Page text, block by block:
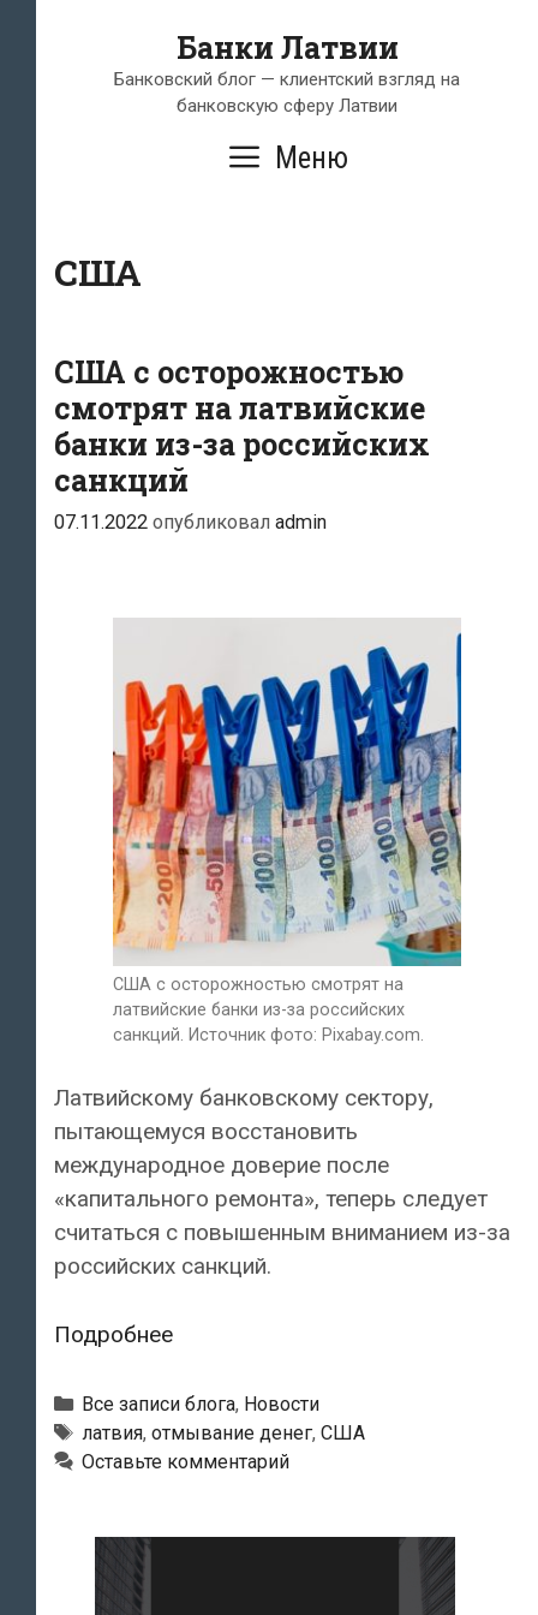
содержимому
Банки Латвии
Банковский блог — клиентский взгляд на
банковскую сферу Латвии
Меню
США
США с осторожностью
смотрят на латвийские
банки из-за российских
санкций
07.11.2022 опубликовал admin
США с осторожностью смотрят на
латвийские банки из-за российских
санкций. Источник фото: Pixabay.com.
Латвийскому банковскому сектору,
пытающемуся восстановить
международное доверие после
«капитального ремонта», теперь следует
считаться с повышенным вниманием из-за
российских санкций.
ПодробнееСША
осторожностью
смотрят
на
банки
Рубрики
Все записи блога, Новости
Тэги
латвия, отмывание денег, США
Оставьте комментарий